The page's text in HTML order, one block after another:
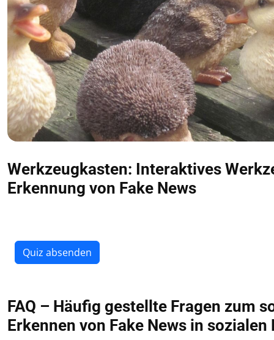
Werkzeugkasten: Interaktives
Erkennung von Fake News
Wählen Sie jeweils eine Antwort pro Frage und senden Sie
Quiz absenden
FAQ – Häufig gestellte Fragen zum
Erkennen von Fake News in sozialen